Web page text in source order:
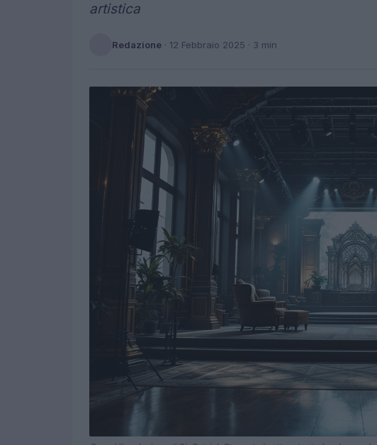
artistica
Redazione · 12 Febbraio 2025 · 3 min